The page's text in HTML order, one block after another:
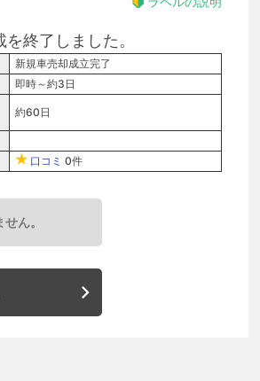
終了しました。
新規車売却成立完了
即時～約3日
約60日
口コミ 0件
ん。